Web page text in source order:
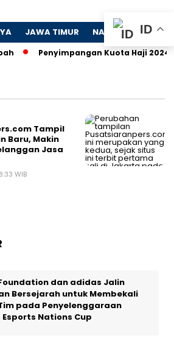
JAWA TIMUR NASIONAL
Penyimpangan Kuota Haji 2024:
Tampil
Baru, Makin
Jasa
WIB
dan adidas Jalin
Bersejarah untuk Membekali
pada Penyelenggaraan
Nations Cup
ID